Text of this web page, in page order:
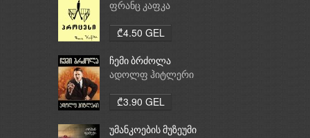
ფრანც კაფკა
₾4.50 GEL
ჩემი ბრძოლა
ადოლფ ჰიტლერი
₾3.90 GEL
უმანკოების მუზეუმი